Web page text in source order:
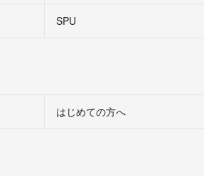
SPU
はじめての方へ